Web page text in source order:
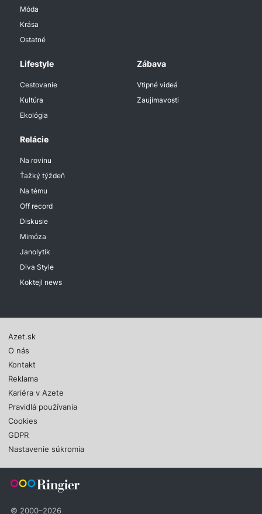
Móda
Krása
Ostatné
Lifestyle
Cestovanie
Kultúra
Ekológia
Zábava
Vtipné videá
Zaujímavosti
Relácie
Na rovinu
Ťažký týždeň
Na tému
Off record
Diskusie
Mimóza
Janolytik
Diva Style
Koktejl news
Azet.sk
O nás
Kontakt
Reklama
Kariéra v Azete
Pravidlá používania
Cookies
GDPR
Nastavenie súkromia
© 2000–2026